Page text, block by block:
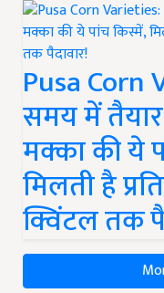
Pusa
समय में
मक्का की ये
मिलती है
क्विंटल तक